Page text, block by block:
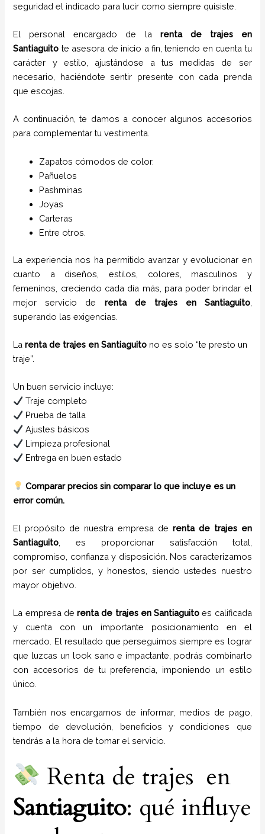
seguridad el indicado para lucir como siempre quisiste.
El personal encargado de la renta de trajes
en
Santiaguito te asesora de inicio a fin, teniendo en cuenta tu
carácter y estilo, ajustándose a tus medidas de ser
necesario, haciéndote sentir presente con cada prenda
que escojas.
A continuación, te damos a conocer algunos accesorios
para complementar tu vestimenta.
Zapatos cómodos de color.
Pañuelos
Pashminas
Joyas
Carteras
Entre otros.
La experiencia nos ha permitido avanzar y evolucionar en
cuanto a diseños, estilos, colores, masculinos y
femeninos, creciendo cada día más, para poder brindar el
mejor servicio de renta de trajes en Santiaguito,
superando las exigencias.
Larenta de trajes en Santiaguito no es solo “te presto un
traje”.
Un buen servicio incluye:
Traje completo
Prueba de talla
Ajustes básicos
Limpieza profesional
Entrega en buen estado
Comparar precios sin comparar lo que incluye es un
error común.
El propósito de nuestra empresa de renta de trajes en
Santiaguito , es proporcionar satisfacción total,
compromiso, confianza y disposición. Nos caracterizamos
por ser cumplidos, y honestos, siendo ustedes nuestro
mayor objetivo.
La empresa derenta de trajes enSantiaguito es calificada
y cuenta con un importante posicionamiento en el
mercado. El resultado que perseguimos siempre es lograr
que luzcas un look sano e impactante, podrás combinarlo
con accesorios de tu preferencia, imponiendo un estilo
único.
También nos encargamos de informar, medios de pago,
tiempo de devolución, beneficios y condiciones que
tendrás a la hora de tomar el servicio.
Renta de trajes en
Santiaguito: qué influye